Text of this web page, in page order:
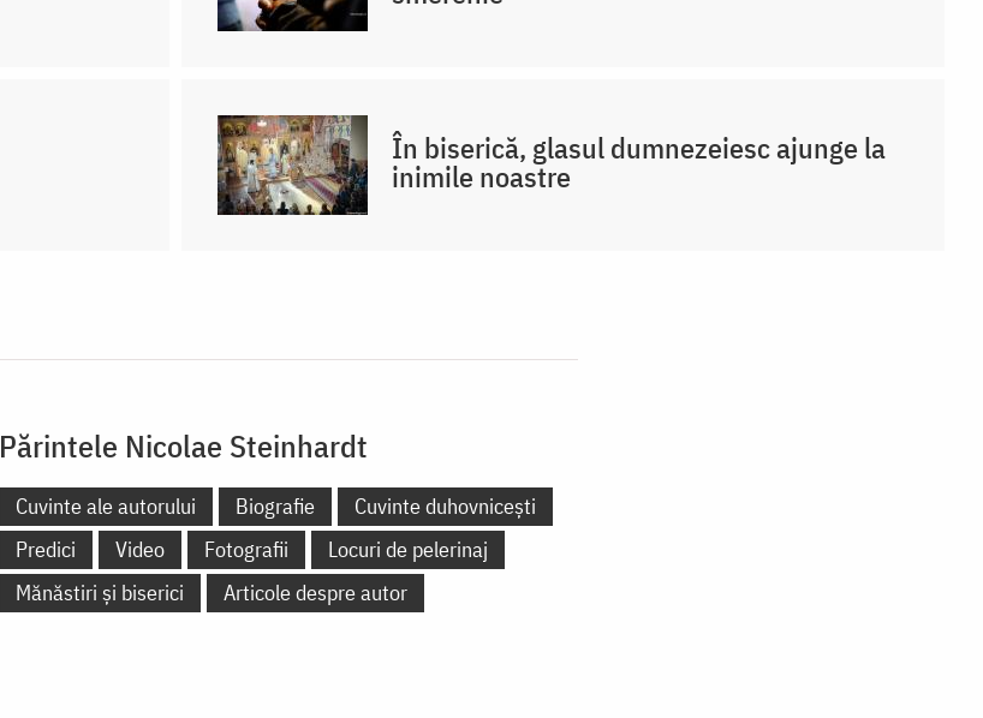
În biserică, glasul dumnezeiesc ajunge la
inimile noastre
Părintele Nicolae Steinhardt
Cuvinte ale autorului Biografie
Cuvinte duhovnicești
Predici
Video Fotografii
Locuri de pelerinaj
Mănăstiri și biserici
Articole despre autor